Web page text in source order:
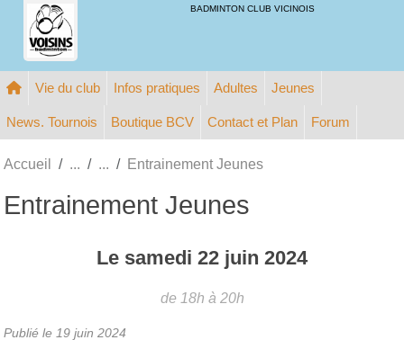
BADMINTON CLUB VICINOIS
Vie du club Infos pratiques Adultes Jeunes
News. Tournois Boutique BCV Contact et Plan Forum
Accueil Entrainement Jeunes
Entrainement Jeunes
Le samedi 22 juin 2024
de 18h à 20h
Publié le 19 juin 2024
Panneau de gestion des cookies